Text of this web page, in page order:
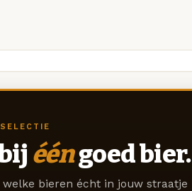
ééngoed bier.
welke bieren écht in jouw straatje